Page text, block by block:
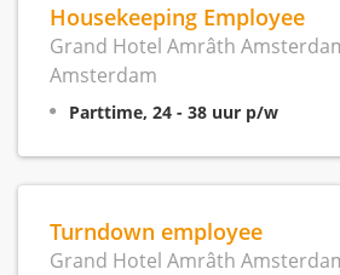
Housekeeping Employee
Grand Hotel Amrâth
Amsterdam
Parttime, 24 - 38 uur p/w
Turndown employee
Grand Hotel Amrâth